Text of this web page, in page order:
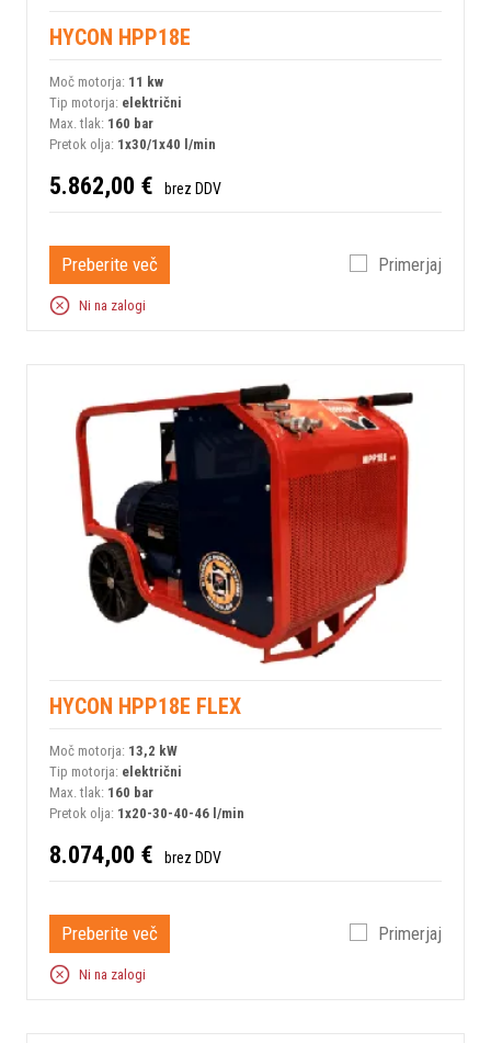
HYCON HPP18E
Moč motorja: 11 kw
Tip motorja: električni
Max. tlak: 160 bar
Pretok olja: 1x30/1x40 l/min
5.862,00 € brez DDV
Preberite več Primerjaj
Ni na zalogi
HYCON HPP18E FLEX
Moč motorja: 13,2 kW
Tip motorja: električni
Max. tlak: 160 bar
Pretok olja: 1x20-30-40-46 l/min
8.074,00 € brez DDV
Preberite več Primerjaj
Ni na zalogi